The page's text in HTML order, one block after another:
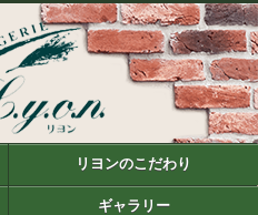
リヨンのこだわり
ギャラリー